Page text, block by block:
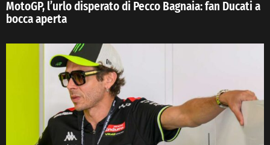
MotoGP, l’urlo disperato di Pecco Bagnaia: fan Ducati a
bocca aperta